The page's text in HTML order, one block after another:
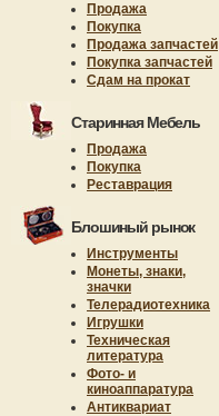
Продажа
Покупка
Продажа запчастей
Покупка запчастей
Сдам на прокат
Старинная Мебель
Продажа
Покупка
Реставрация
Блошиный рынок
Инструменты
Монеты, знаки,
значки
Телерадиотехника
Игрушки
Техническая
литература
Фото- и
киноаппаратура
Антиквариат